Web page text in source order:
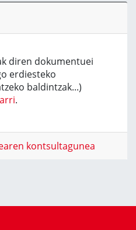
diren dokumentuei
erdiesteko
baldintzak...)
.
kontsultagunea